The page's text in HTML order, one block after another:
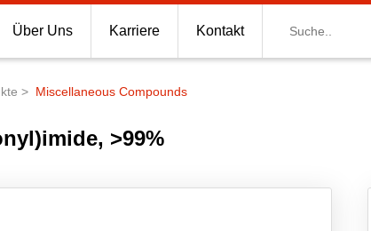
Über Uns Karriere Kontakt
Miscellaneous Compounds
>99%